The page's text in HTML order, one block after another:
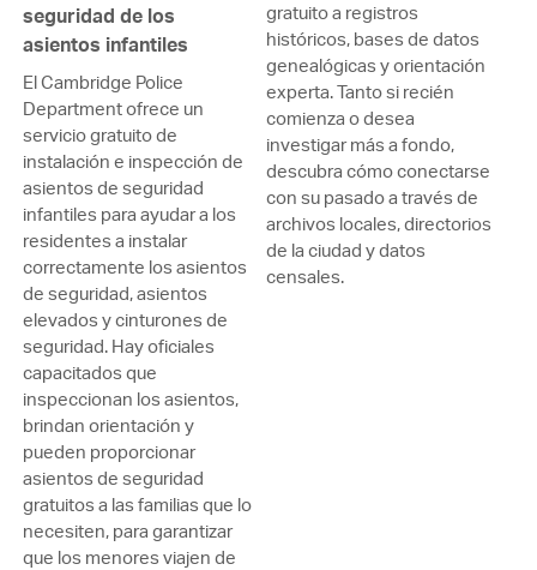
seguridad de los
asientos infantiles
El Cambridge Police
Department ofrece un
servicio gratuito de
instalación e inspección de
asientos de seguridad
infantiles para ayudar a los
residentes a instalar
correctamente los asientos
de seguridad, asientos
elevados y cinturones de
seguridad. Hay oficiales
capacitados que
inspeccionan los asientos,
brindan orientación y
pueden proporcionar
asientos de seguridad
gratuitos a las familias que lo
necesiten, para garantizar
que los menores viajen de
gratuito a registros
históricos, bases de datos
genealógicas y orientación
experta. Tanto si recién
comienza o desea
investigar más a fondo,
descubra cómo conectarse
con su pasado a través de
archivos locales, directorios
de la ciudad y datos
censales.